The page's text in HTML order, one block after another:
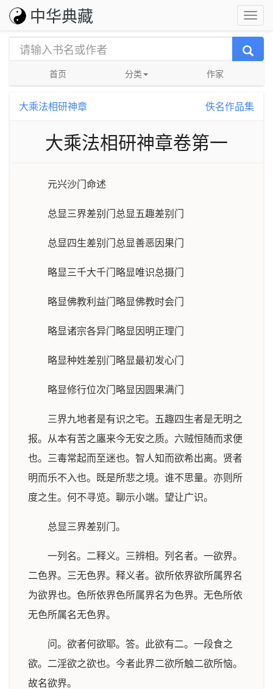
中华典藏
首页 分类 作家
大乘法相研神章 佚名作品集
大乘法相研神章卷第一
元兴沙门命述
总显三界差别门总显五趣差别门
总显四生差别门总显善恶因果门
略显三千大千门略显唯识总摄门
略显佛教利益门略显佛教时会门
略显诸宗各异门略显因明正理门
略显种姓差别门略显最初发心门
略显修行位次门略显因圆果满门
三界九地者是有识之宅。五趣四生者是无明之
报。从本有苦之廛来今无安之质。六贼恒随而求便
也。三毒常起而至迷也。智人知而欲希出离。贤者
明而乐不入也。既是所悲之境。谁不思量。亦则所
度之生。何不寻览。聊示小端。望让广识。
总显三界差别门。
一列名。二释义。三辨相。列名者。一欲界。
二色界。三无色界。释义者。欲所依界欲所属界名
为欲界也。色所依界色所属界名为色界。无色所依
无色所属名无色界。
问。欲者何欲耶。答。此欲有二。一段食之
欲。二淫欲之欲也。今者此界二欲所触二欲所恼。
故名欲界。